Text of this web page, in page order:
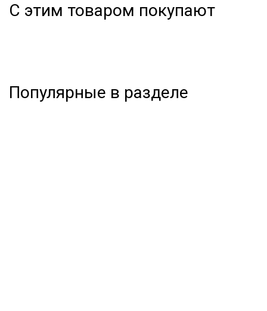
С этим товаром покупают
Популярные в разделе